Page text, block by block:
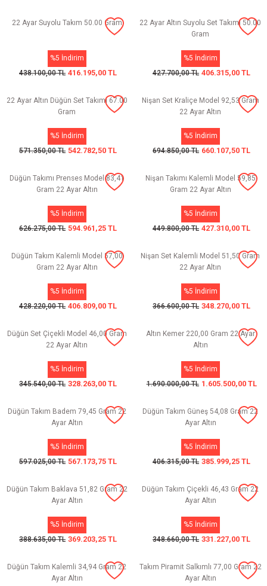
22 Ayar Suyolu Takım 50.00 Gram
%5 İndirim
438.100,00 TL 416.195,00 TL
22 Ayar Altın Suyolu Set Takımı 50.00
Gram
%5 İndirim
427.700,00 TL 406.315,00 TL
22 Ayar Altın Düğün Set Takımı 67.00
Gram
%5 İndirim
571.350,00 TL 542.782,50 TL
Nişan Set Kraliçe Model 92,53 Gram
22 Ayar Altın
%5 İndirim
694.850,00 TL 660.107,50 TL
Düğün Takımı Prenses Model 83,41
Gram 22 Ayar Altın
%5 İndirim
626.275,00 TL 594.961,25 TL
Nişan Takımı Kalemli Model 59,85
Gram 22 Ayar Altın
%5 İndirim
449.800,00 TL 427.310,00 TL
Düğün Takım Kalemli Model 57,00
Gram 22 Ayar Altın
%5 İndirim
428.220,00 TL 406.809,00 TL
Nişan Set Kalemli Model 51,50 Gram
22 Ayar Altın
%5 İndirim
366.600,00 TL 348.270,00 TL
Düğün Set Çiçekli Model 46,00 Gram
22 Ayar Altın
%5 İndirim
345.540,00 TL 328.263,00 TL
Altın Kemer 220,00 Gram 22 Ayar
Altın
%5 İndirim
1.690.000,00 TL 1.605.500,00 TL
Düğün Takım Badem 79,45 Gram 22
Ayar Altın
%5 İndirim
597.025,00 TL 567.173,75 TL
Düğün Takım Güneş 54,08 Gram 22
Ayar Altın
%5 İndirim
406.315,00 TL 385.999,25 TL
Düğün Takım Baklava 51,82 Gram 22
Ayar Altın
%5 İndirim
388.635,00 TL 369.203,25 TL
Düğün Takım Çiçekli 46,43 Gram 22
Ayar Altın
%5 İndirim
348.660,00 TL 331.227,00 TL
Düğün Takım Kalemli 34,94 Gram 22
Ayar Altın
Takım Piramit Salkımlı 77,00 Gram 22
Ayar Altın